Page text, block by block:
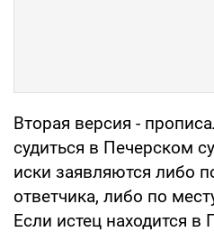
Вторая версия -
судиться в Печерском
иски заявляются либо
ответчика, либо по
Если истец находится в